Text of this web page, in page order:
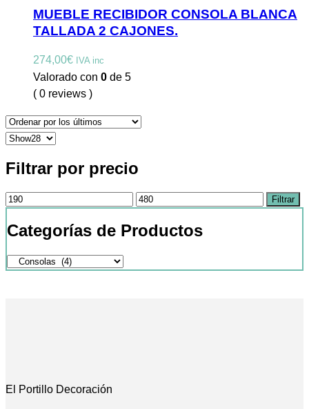
MUEBLE RECIBIDOR CONSOLA BLANCA
TALLADA 2 CAJONES.
274,00€ IVA inc
Valorado con 0 de 5
( 0 reviews )
Filtrar por precio
Filtrar
Categorías de Productos
El Portillo Decoración